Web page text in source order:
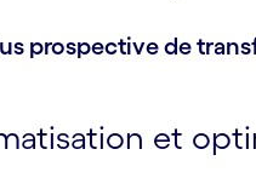
prospective de
et